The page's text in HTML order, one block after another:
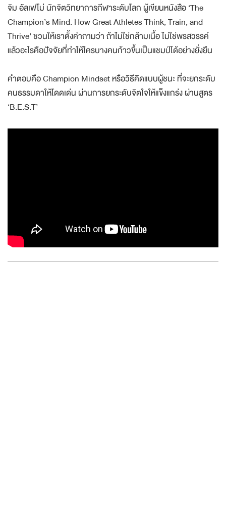
จิม อัลเฟโม่ นักจิตวิทยาการกีฬาระดับโลก ผู้เขียนหนังสือ ‘The
Champion’s Mind: How Great Athletes Think, Train, and
Thrive’ ชวนให้เราตั้งคำถามว่า ถ้าไม่ใช่กล้ามเนื้อ ไม่ใช่พรสวรรค์
แล้วอะไรคือปัจจัยที่ทำให้ใครบางคนก้าวขึ้นเป็นแชมป์ได้อย่างยั่งยืน
คำตอบคือ Champion Mindset หรือวิธีคิดแบบผู้ชนะ ที่จะยกระดับ
คนธรรมดาให้โดดเด่น ผ่านการยกระดับจิตใจให้แข็งแกร่ง ผ่านสูตร
‘B.E.S.T’